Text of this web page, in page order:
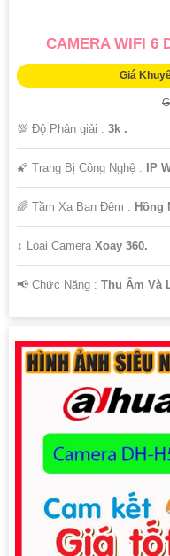
CAMERA WIFI 6
Giá
💯 Độ Phân giải : 3k .
🌠 Trang Bị Công Nghệ : IP
🌈 Tầm Xa Ban Đêm : Hồng
↕️ Loại Camera Xoay 360.
️📢 Chức Năng : Thu Âm Và